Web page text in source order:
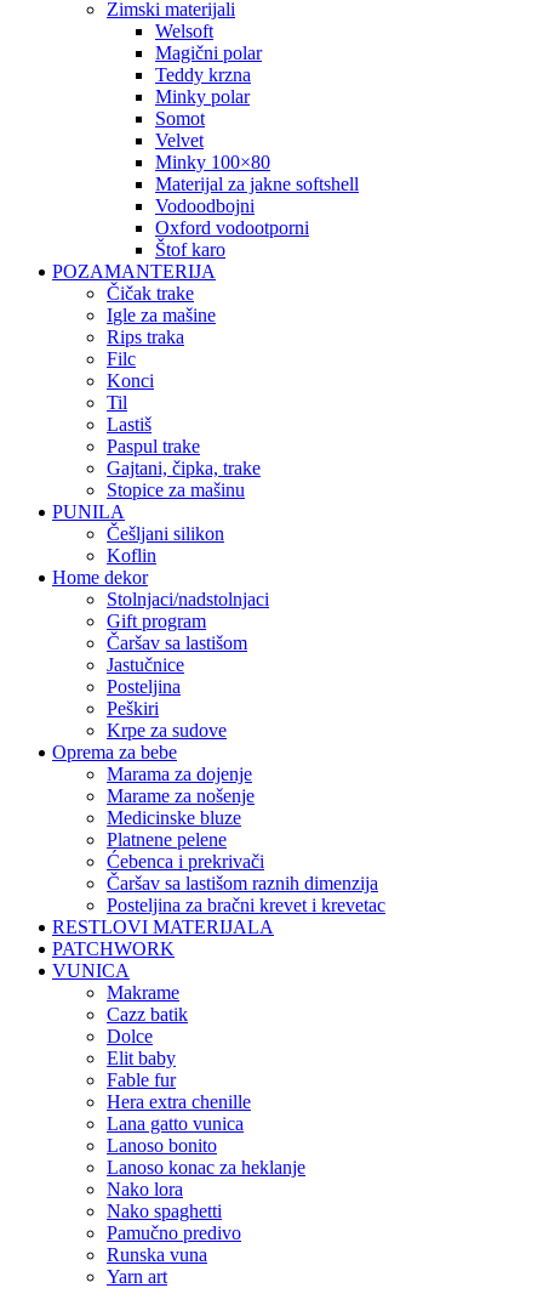
zimski materijali
welsoft
magični polar
teddy krzna
minky polar
somot
velvet
minky 100×80
materijal za jakne softshell
vodoodbojni
oxford vodootporni
štof karo
POZAMANTERIJA
čičak trake
igle za mašine
rips traka
filc
konci
til
lastiš
paspul trake
gajtani, čipka, trake
stopice za mašinu
PUNILA
češljani silikon
koflin
Home dekor
stolnjaci/nadstolnjaci
gift program
čaršav sa lastišom
jastučnice
posteljina
peškiri
krpe za sudove
Oprema za bebe
marama za dojenje
marame za nošenje
medicinske bluze
platnene pelene
ćebenca i prekrivači
čaršav sa lastišom raznih dimenzija
posteljina za bračni krevet i krevetac
RESTLOVI MATERIJALA
PATCHWORK
VUNICA
makrame
cazz batik
dolce
elit baby
fable fur
hera extra chenille
lana gatto vunica
lanoso bonito
lanoso konac za heklanje
nako lora
nako spaghetti
pamučno predivo
runska vuna
yarn art